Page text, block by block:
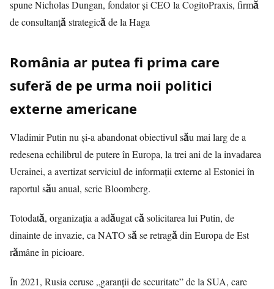
spune Nicholas Dungan, fondator și CEO la CogitoPraxis, firmă
de consultanță strategică de la Haga
România ar putea fi prima care
suferă de pe urma noii politici
externe americane
Vladimir Putin nu și-a abandonat obiectivul său mai larg de a
redesena echilibrul de putere în Europa, la trei ani de la invadarea
Ucrainei, a avertizat serviciul de informații externe al Estoniei în
raportul său anual, scrie Bloomberg.
Totodată, organizația a adăugat că solicitarea lui Putin, de
dinainte de invazie, ca NATO să se retragă din Europa de Est
rămâne în picioare.
În 2021, Rusia ceruse „garanții de securitate” de la SUA, care